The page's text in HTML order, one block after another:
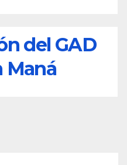
del GAD
Maná